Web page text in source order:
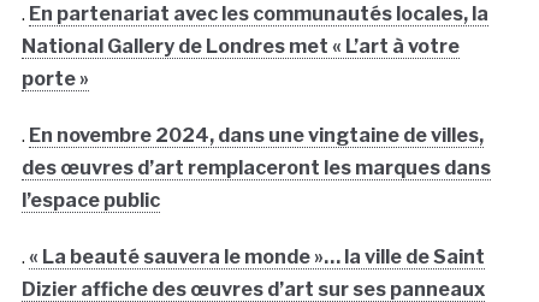
. En partenariat avec les communautés locales, la
National Gallery de Londres met « L’art à votre
porte »
. En novembre 2024, dans une vingtaine de villes,
des œuvres d’art remplaceront les marques dans
l’espace public
. « La beauté sauvera le monde »… la ville de Saint
Dizier affiche des œuvres d’art sur ses panneaux